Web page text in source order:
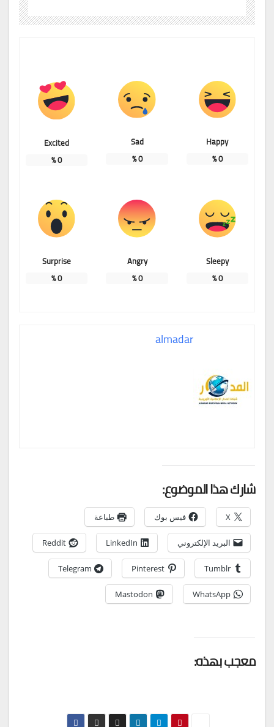
Happy
0
%
Sad
0
%
Excited
0
%
Sleepy
0
%
Angry
0
%
Surprise
0
%
almadar
شارك هذا الموضوع:
X فيس بوك طباعة
البريد الإلكتروني LinkedIn
Reddit
Tumblr
Pinterest
Telegram
WhatsApp
Mastodon
معجب بهذه: